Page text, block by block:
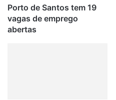
Porto de Santos tem 19
vagas de emprego
abertas